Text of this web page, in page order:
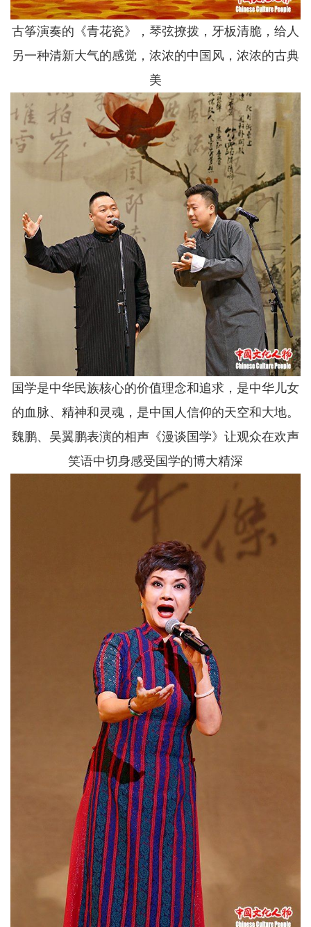
古筝演奏的《青花瓷》，琴弦撩拨，牙板清脆，给人
另一种清新大气的感觉，浓浓的中国风，浓浓的古典
美
国学是中华民族核心的价值理念和追求，是中华儿女
的血脉、精神和灵魂，是中国人信仰的天空和大地。
魏鹏、吴翼鹏表演的相声《漫谈国学》让观众在欢声
笑语中切身感受国学的博大精深